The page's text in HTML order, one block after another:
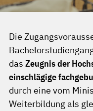
Die
das Zeugnis der
einschlägige
durch eine vom
Weiterbildung als